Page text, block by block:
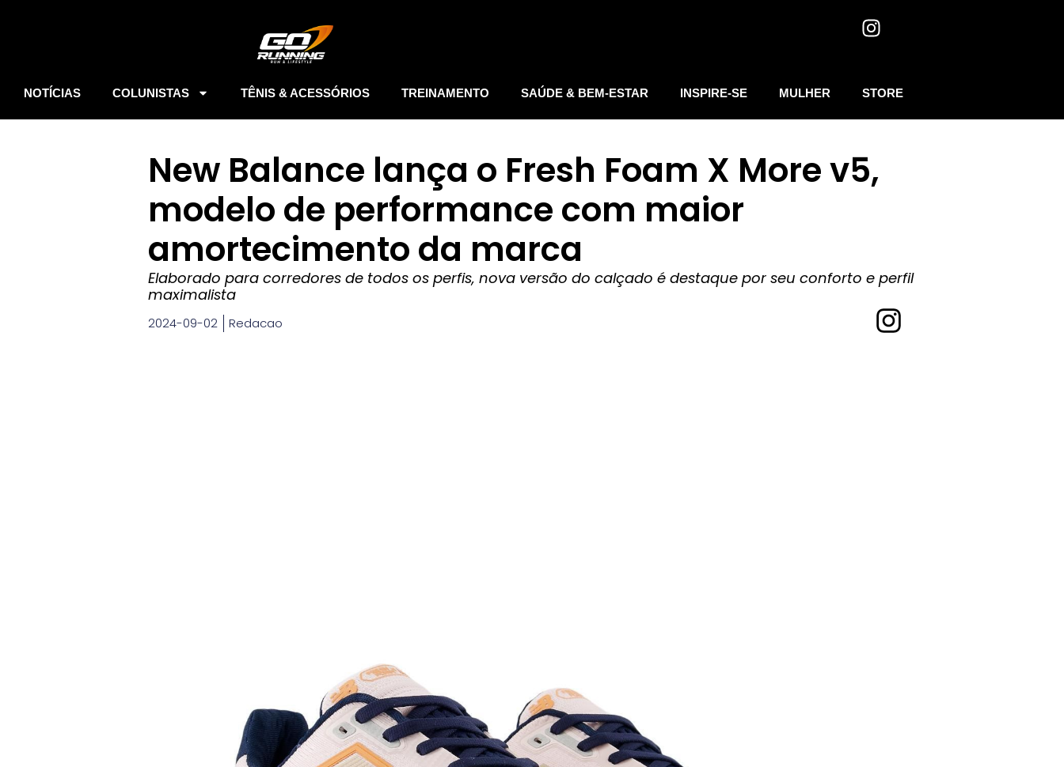
NOTÍCIAS COLUNISTAS TÊNIS & ACESSÓRIOS TREINAMENTO SAÚDE & BEM-ESTAR INSPIRE-SE MULHER STORE
New Balance lança o Fresh Foam X More v5,
modelo de performance com maior
amortecimento da marca
Elaborado para corredores de todos os perfis, nova versão do calçado é destaque por seu conforto e perfil
maximalista
2024-09-02 Redacao